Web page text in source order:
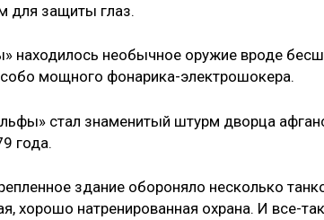
для защиты глаз.
находилось необычное оружие вроде
мощного фонарика-электрошокера.
стал знаменитый штурм дворца
года.
здание обороняло несколько
хорошо натренированная охрана. И все-